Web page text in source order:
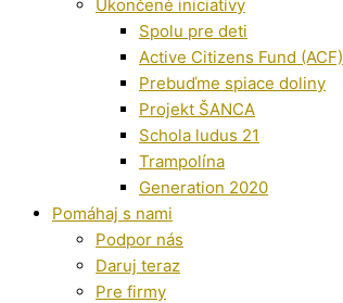
Ukončené iniciatívy
Spolu pre deti
Active Citizens Fund (ACF)
Prebuďme spiace doliny
Projekt ŠANCA
Schola ludus 21
Trampolína
Generation 2020
Pomáhaj s nami
Podpor nás
Daruj teraz
Pre firmy